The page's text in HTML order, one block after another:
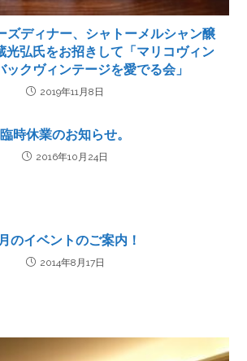
ズディナー、シャトーメルシャン醸
光弘氏をお招きして「マリコヴィン
ックヴィンテージを愛でる会」
2019年11月8日
臨時休業のお知らせ。
2016年10月24日
のイベントのご案内！
2014年8月17日